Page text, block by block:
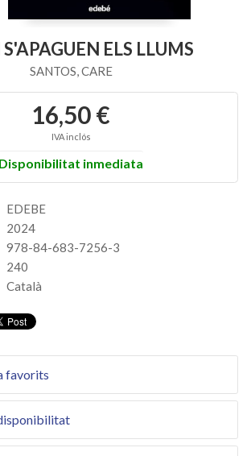
ELS LLUMS
SANTOS, CARE
16,50 €
IVA inclós
Disponibilitat inmediata
EDEBE
2024
978-84-683-7256-3
240
Català
favorits